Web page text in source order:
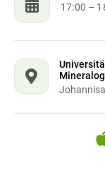
17:00 –